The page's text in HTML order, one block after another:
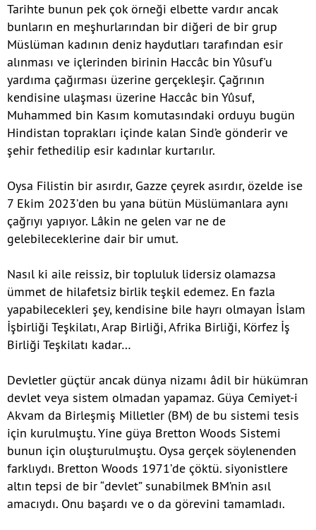
Tarihte bunun pek çok örneği elbette vardır ancak
bunların en meşhurlarından bir diğeri de bir grup
Müslüman kadının deniz haydutları tarafından esir
alınması ve içlerinden birinin Haccâc bin Yûsuf'u
yardıma çağırması üzerine gerçekleşir. Çağrının
kendisine ulaşması üzerine Haccâc bin Yûsuf,
Muhammed bin Kasım komutasındaki orduyu bugün
Hindistan toprakları içinde kalan Sind’e gönderir ve
şehir fethedilip esir kadınlar kurtarılır.
Oysa Filistin bir asırdır, Gazze çeyrek asırdır, özelde ise
7 Ekim 2023’den bu yana bütün Müslümanlara aynı
çağrıyı yapıyor. Lâkin ne gelen var ne de
gelebileceklerine dair bir umut.
Nasıl ki aile reissiz, bir topluluk lidersiz olamazsa
ümmet de hilafetsiz birlik teşkil edemez. En fazla
yapabilecekleri şey, kendisine bile hayrı olmayan İslam
İşbirliği Teşkilatı, Arap Birliği, Afrika Birliği, Körfez İş
Birliği Teşkilatı kadar…
Devletler güçtür ancak dünya nizamı âdil bir hükümran
devlet veya sistem olmadan yapamaz. Güya Cemiyet-i
Akvam da Birleşmiş Milletler (BM) de bu sistemi tesis
için kurulmuştu. Yine güya Bretton Woods Sistemi
bunun için oluşturulmuştu. Oysa gerçek söylenenden
farklıydı. Bretton Woods 1971’de çöktü. siyonistlere
altın tepsi de bir “devlet” sunabilmek BM’nin asıl
amacıydı. Onu başardı ve o da görevini tamamladı.